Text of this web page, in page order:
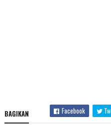
BAGIKAN Facebook